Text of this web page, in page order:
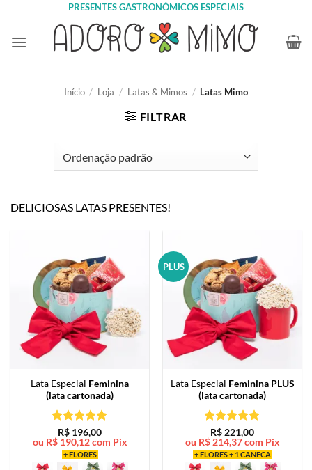
content
PRESENTES GASTRONÔMICOS ESPECIAIS
Início / Loja / Latas & Mimos / Latas Mimo
FILTRAR
DELICIOSAS LATAS PRESENTES!
Lata Especial Feminina
(lata cartonada)
Avaliação5
de 5
R$ 196,00
ou R$190,12 com Pix
+ FLORES
PLUS
Lata Especial Feminina PLUS
(lata cartonada)
Avaliação5
de 5
R$ 221,00
ou R$214,37 com Pix
+ FLORES + 1 CANECA